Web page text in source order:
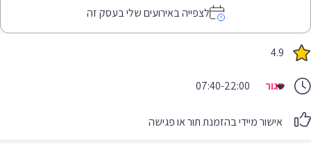
לצפייה באירועים שלי בעסק זה
4.9
סגור 07:40-22:00
אישור מיידי בהזמנת תור או פגישה